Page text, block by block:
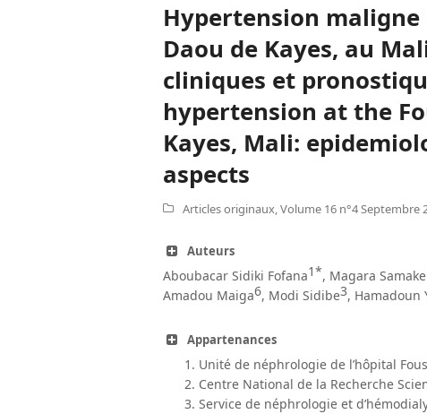
Hypertension maligne
Daou de Kayes, au
cliniques et
hypertension at the
Kayes, Mali:
aspects
Articles originaux,Volume 16 n°4 Septembre
Auteurs
Aboubacar Sidiki Fofana1*, Magara Samake
Amadou Maiga6, Modi Sidibe3, Hamadoun
Appartenances
Unité de néphrologie de l’hôpital
Centre National de la Recherche
Service de néphrologie et